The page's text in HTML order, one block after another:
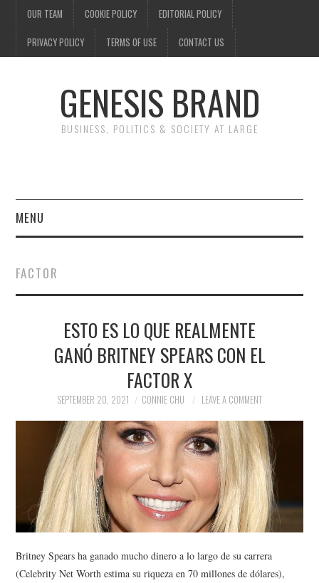
OUR TEAM COOKIE POLICY EDITORIAL POLICY
PRIVACY POLICY TERMS OF USE CONTACT US
GENESIS BRAND
BUSINESS, POLITICS & SOCIETY AT LARGE
MENU
FINANCE
POLITICS
SOCIETY
SPORTS
TECHNOLOGY
FACTOR
ESTO ES LO QUE REALMENTE
GANÓ BRITNEY SPEARS CON EL
FACTOR X
SEPTEMBER 20, 2021 CONNIE CHU LEAVE A COMMENT
Britney Spears ha ganado mucho dinero a lo largo de su carrera
(Celebrity Net Worth estima su riqueza en 70 millones de dólares),